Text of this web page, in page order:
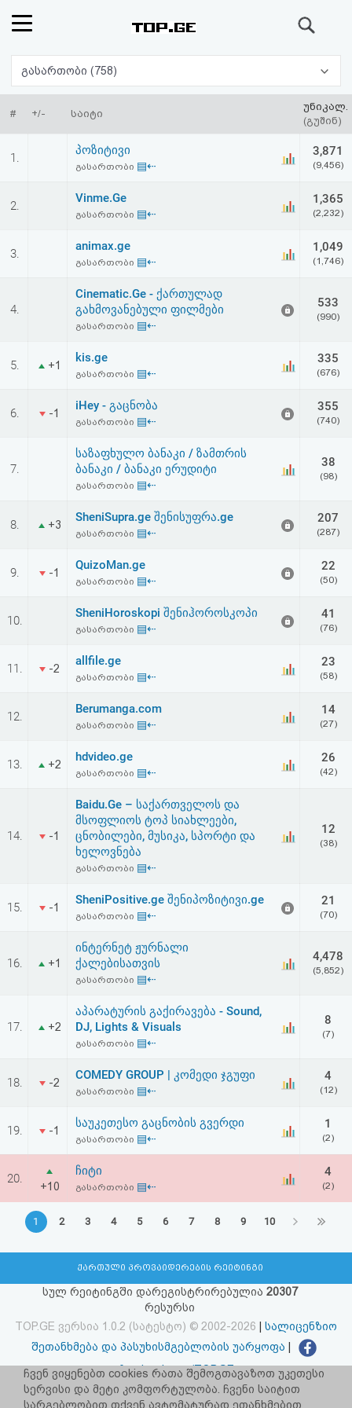
რეიტინგი
(მთავარი)
ფოსტა
ავტორიზაცია
რეგისტრაცია
პაროლის
აღდგენა
HTML
სალიცენზიო
პასუხისმგებლობის
გასართობი (758)
# +/- საიტი
უნიკალ.
(გუშინ)
1.
პოზიტივი
გასართობი ▤⇠
3,871
(9,456)
2.
Vinme.Ge
გასართობი ▤⇠
1,365
(2,232)
3.
animax.ge
გასართობი ▤⇠
1,049
(1,746)
4.
Cinematic.Ge - ქართულად
გახმოვანებული ფილმები
გასართობი ▤⇠
533
(990)
5. +1
kis.ge
გასართობი ▤⇠
335
(676)
6. -1
iHey - გაცნობა
გასართობი ▤⇠
355
(740)
7.
საზაფხულო ბანაკი / ზამთრის
ბანაკი / ბანაკი ერუდიტი
გასართობი ▤⇠
38
(98)
8. +3
SheniSupra.ge შენისუფრა.ge
გასართობი ▤⇠
207
(287)
9. -1
QuizoMan.ge
გასართობი ▤⇠
22
(50)
10.
SheniHoroskopi შენიჰოროსკოპი
გასართობი ▤⇠
41
(76)
11. -2
allfile.ge
გასართობი ▤⇠
23
(58)
12.
Berumanga.com
გასართობი ▤⇠
14
(27)
13. +2
hdvideo.ge
გასართობი ▤⇠
26
(42)
14. -1
Baidu.Ge – საქართველოს და
მსოფლიოს ტოპ სიახლეები,
ცნობილები, მუსიკა, სპორტი და
ხელოვნება
გასართობი ▤⇠
12
(38)
15. -1
SheniPositive.ge შენიპოზიტივი.ge
გასართობი ▤⇠
21
(70)
16. +1
ინტერნეტ ჟურნალი
ქალებისათვის
გასართობი ▤⇠
4,478
(5,852)
17. +2
აპარატურის გაქირავება - Sound,
DJ, Lights & Visuals
გასართობი ▤⇠
8
(7)
18. -2
COMEDY GROUP | კომედი ჯგუფი
გასართობი ▤⇠
4
(12)
19. -1
საუკეთესო გაცნობის გვერდი
გასართობი ▤⇠
1
(2)
20.
+10
ჩიტი
გასართობი ▤⇠
4
(2)
1 2 3 4 5 6 7 8 9 10
ქართული პროვაიდერების რეიტინგი
სულ რეიტინგში დარეგისტრირებულია 20307
რესურსი
TOP.GE ვერსია 1.0.2 (სატესტო) © 2002-2026
სალიცენზიო
შეთანხმება და პასუხისმგებლობის უარყოფა
facebook.com/TOP.GE
იხილეთ TOP.GE - ის ძველი ვერსია ბმულზე
ჩვენ ვიყენებთ cookies რათა შემოგთავაზოთ უკეთესი
სერვისი და მეტი კომფორტულობა. ჩვენი საიტით
სარგებლობით თქვენ ავტომატურად ეთანხმებით